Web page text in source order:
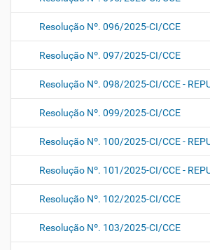
Resolução Nº. 096/2025-CI/CCE
Resolução Nº. 097/2025-CI/CCE
Resolução Nº. 098/2025-CI/CCE -
Resolução Nº. 099/2025-CI/CCE
Resolução Nº. 100/2025-CI/CCE -
Resolução Nº. 101/2025-CI/CCE -
Resolução Nº. 102/2025-CI/CCE
Resolução Nº. 103/2025-CI/CCE